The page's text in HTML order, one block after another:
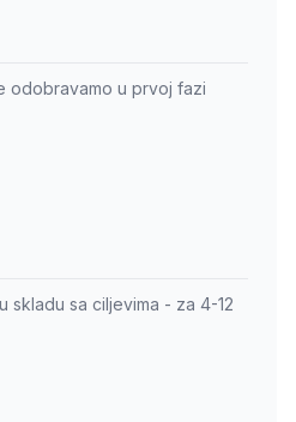
odobravamo u prvoj fazi
skladu sa ciljevima - za 4-12